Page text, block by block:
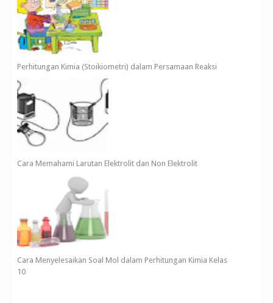
Perhitungan Kimia (Stoikiometri) dalam Persamaan Reaksi
Cara Memahami Larutan Elektrolit dan Non Elektrolit
Cara Menyelesaikan Soal Mol dalam Perhitungan Kimia Kelas
10